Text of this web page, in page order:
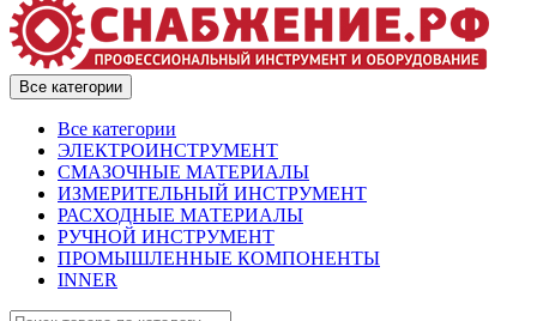
Все категории
Все категории
ЭЛЕКТРОИНСТРУМЕНТ
СМАЗОЧНЫЕ МАТЕРИАЛЫ
ИЗМЕРИТЕЛЬНЫЙ ИНСТРУМЕНТ
РАСХОДНЫЕ МАТЕРИАЛЫ
РУЧНОЙ ИНСТРУМЕНТ
ПРОМЫШЛЕННЫЕ КОМПОНЕНТЫ
INNER